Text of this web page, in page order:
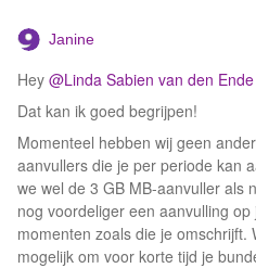
Janine
Hey @Linda Sabien van den Ende
Dat kan ik goed begrijpen!
Momenteel hebben wij geen
aanvullers die je per periode kan
we wel de 3 GB MB-aanvuller als
nog voordeliger een aanvulling
momenten zoals die je omschrijft.
mogelijk om voor korte tijd je